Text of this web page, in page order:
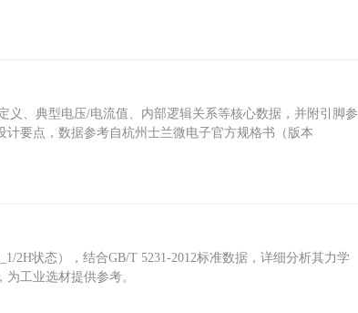
义、典型电压/电流值、内部逻辑关系等核心数据，并附引脚参
要点，数据参考自杭州士兰微电子官方规格书（版本
2H状态），结合GB/T 5231-2012标准数据，详细分析其力学
工业选材提供参考。